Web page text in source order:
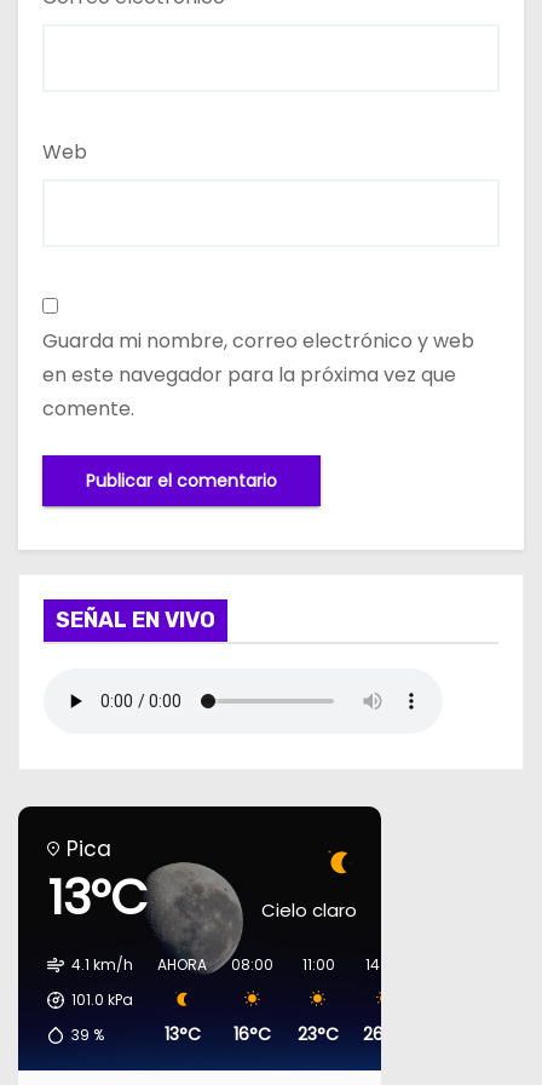
Web
Guarda mi nombre, correo electrónico y web
en este navegador para la próxima vez que
comente.
SEÑAL EN VIVO
Pica
13°C Cielo claro
4.1 km/h
101.0 kPa
39 %
AHORA
13°C
08:00
16°C
11:00
23°C
14:00
26°C